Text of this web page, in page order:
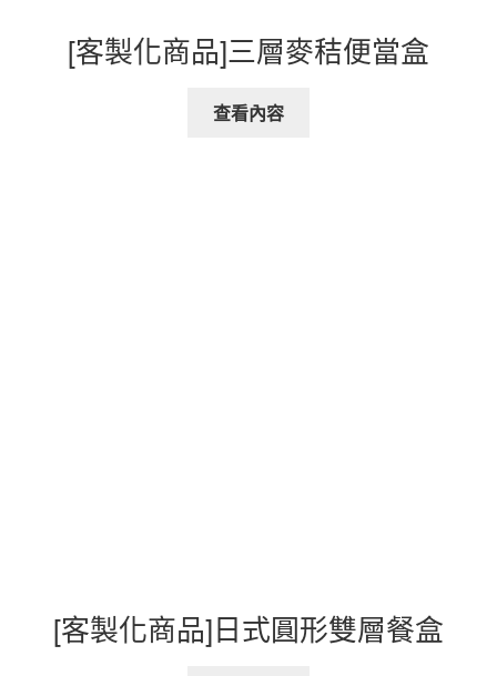
[客製化商品]三層麥秸便當盒
查看內容
[客製化商品]日式圓形雙層餐盒